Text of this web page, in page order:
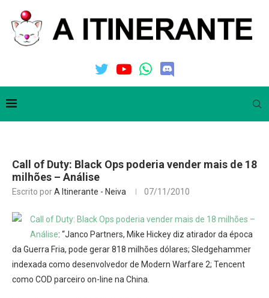
Call of Duty: Black Ops poderia vender mais de 18
milhões – Análise
Escrito porA Itinerante - Neiva 07/11/2010
Call of Duty: Black Ops poderia vender mais de 18 milhões –
Análise: “Janco Partners, Mike Hickey diz atirador da época
da Guerra Fria, pode gerar 818 milhões dólares; Sledgehammer
indexada como desenvolvedor de Modern Warfare 2; Tencent
como COD parceiro on-line na China.